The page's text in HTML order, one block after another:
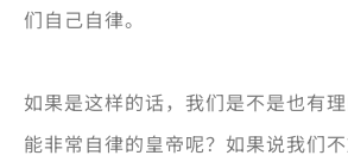
们自己自律。
如果是这样的话，我们是不是也有
能非常自律的皇帝呢？如果说我们